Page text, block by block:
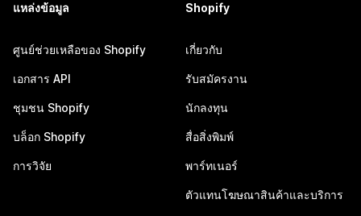
แหล่งข้อมูล
ศูนย์ช่วยเหลือของ Shopify
เอกสาร API
ชุมชน Shopify
บล็อก Shopify
การวิจัย
Shopify
เกี่ยวกับ
รับสมัครงาน
นักลงทุน
สื่อสิ่งพิมพ์
พาร์ทเนอร์
ตัวแทนโฆษณาสินค้าและบริการ